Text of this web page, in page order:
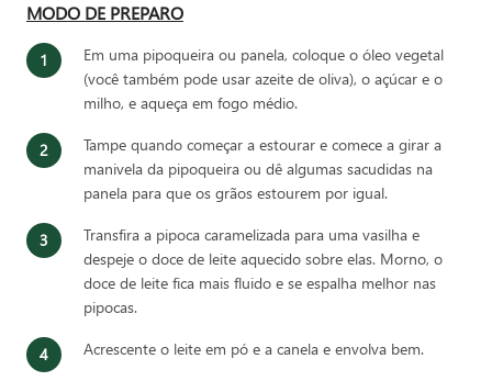
MODO DE PREPARO
Em uma pipoqueira ou panela, coloque o óleo vegetal
(você também pode usar azeite de oliva), o açúcar e o
milho, e aqueça em fogo médio.
Tampe quando começar a estourar e comece a girar a
manivela da pipoqueira ou dê algumas sacudidas na
panela para que os grãos estourem por igual.
Transfira a pipoca caramelizada para uma vasilha e
despeje o doce de leite aquecido sobre elas. Morno, o
doce de leite fica mais fluido e se espalha melhor nas
pipocas.
Acrescente o leite em pó e a canela e envolva bem.